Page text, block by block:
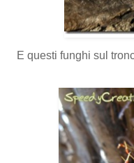
E questi funghi sul